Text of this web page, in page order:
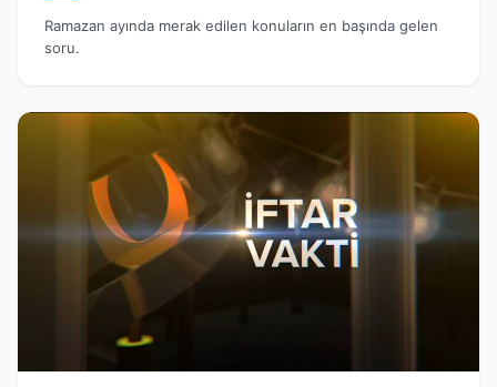
Ramazan ayında merak edilen konuların en başında gelen
soru.